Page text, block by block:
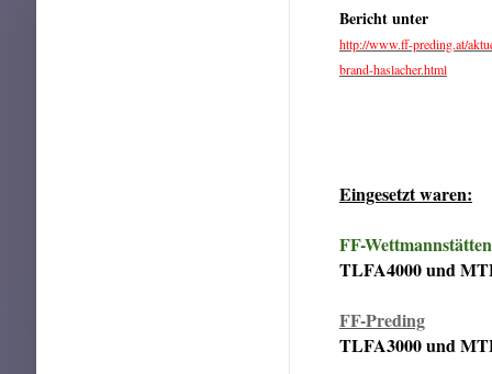
Bericht unter
http://www.ff-preding.at/
brand-haslacher.html
Eingesetzt waren:
FF-Wettmannstätten
TLFA4000 und
FF-Preding
TLFA3000 und